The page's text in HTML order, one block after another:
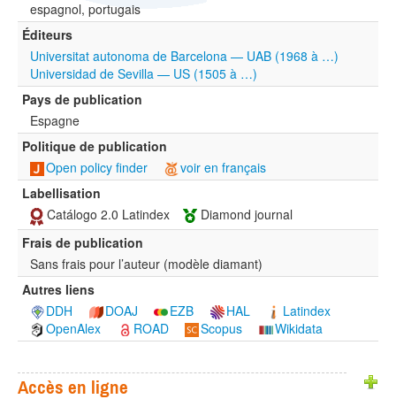
espagnol, portugais
Éditeurs
Universitat autonoma de Barcelona — UAB (1968 à …)
Universidad de Sevilla — US (1505 à …)
Pays de publication
Espagne
Politique de publication
Open policy finder
voir en français
Labellisation
Catálogo 2.0 Latindex
Diamond journal
Frais de publication
Sans frais pour l’auteur (modèle diamant)
Autres liens
DDH
DOAJ EZB HAL
Latindex
OpenAlex
ROAD Scopus Wikidata
Accès en ligne